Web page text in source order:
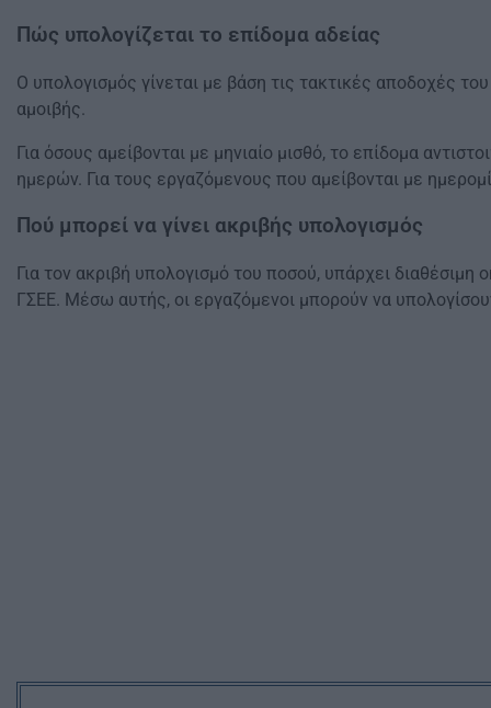
Πώς υπολογίζεται το επίδομα αδείας
Ο υπολογισμός γίνεται με βάση τις τακτικές αποδοχές
αμοιβής.
Για όσους αμείβονται με μηνιαίο μισθό, το επίδομα
ημερών. Για τους εργαζόμενους που αμείβονται με
Πού μπορεί να γίνει ακριβής υπολογισμός
Για τον ακριβή υπολογισμό του ποσού, υπάρχει
ΓΣΕΕ. Μέσω αυτής, οι εργαζόμενοι μπορούν να